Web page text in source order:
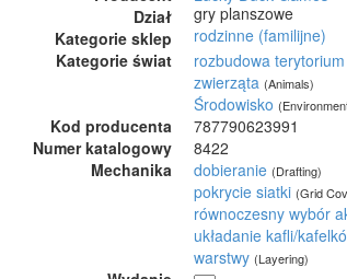
Dział
gry planszowe
Kategorie sklep
rodzinne (familijne)
Kategorie świat
rozbudowa terytorium
zwierząta (Animals)
Środowisko
Kod producenta
787790623991
Numer katalogowy
8422
Mechanika
dobieranie (Drafting)
pokrycie siatki (Grid
równoczesny wybór
układanie kafli/
warstwy (Layering)